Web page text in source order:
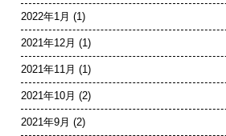
2022年1月 (1)
2021年12月 (1)
2021年11月 (1)
2021年10月 (2)
2021年9月 (2)